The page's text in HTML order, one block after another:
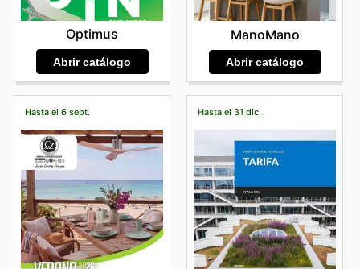
Optimus
Abrir catálogo
ManoMano
Abrir catálogo
Hasta el 6 sept. Hasta el 31 dic.